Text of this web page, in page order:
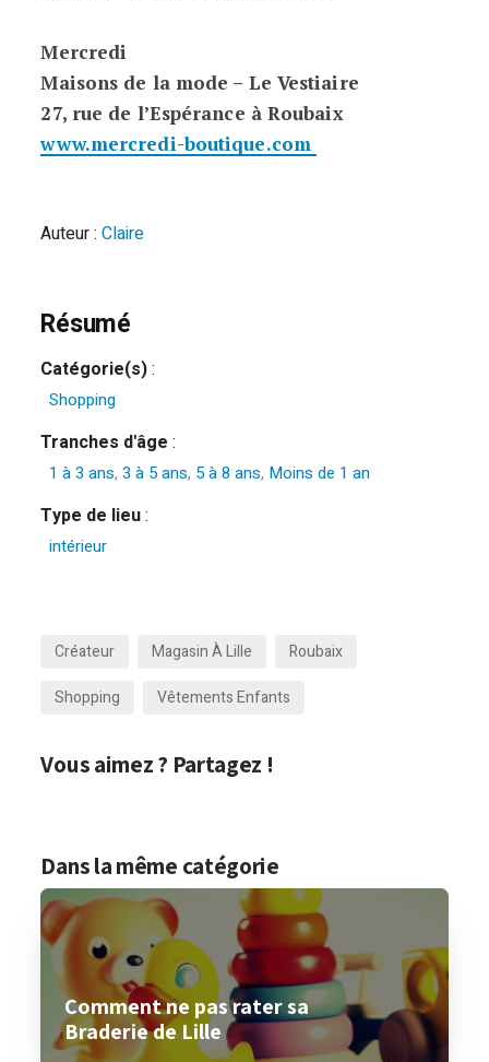
Mercredi
Maisons de la mode – Le Vestiaire
27, rue de l’Espérance à Roubaix
www.mercredi-boutique.com
Auteur :Claire
Résumé
Catégorie(s):
Shopping
Tranches d'âge :
1 à 3 ans,3 à 5 ans, 5 à 8 ans, Moins de 1 an
Type de lieu:
intérieur
Créateur Magasin À Lille
Roubaix
Shopping
Vêtements Enfants
Vous aimez ? Partagez !
Dans la même catégorie
Comment ne pas rater sa
Braderie de Lille